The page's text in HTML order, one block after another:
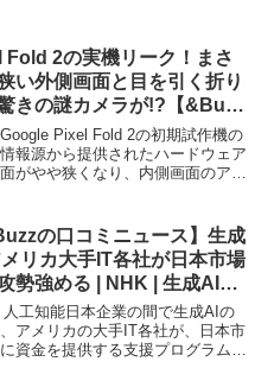
Fold 2の実機リーク！まさ
い外側画面と目を引く折り
きの謎カメラが!?【&Buzz
ミニュース】
Pixel Fold 2の初期試作機の
報源から提供されたハードウェア
がやや狭くなり、内側画面のアス
の口コミニュース】生成
リカ大手IT各社が日本市場
勢強める | NHK | 生成AI・
能
工知能日本企業の間で生成AIの
アメリカの大手IT各社が、日本市
資金を提供する支援プログラムを